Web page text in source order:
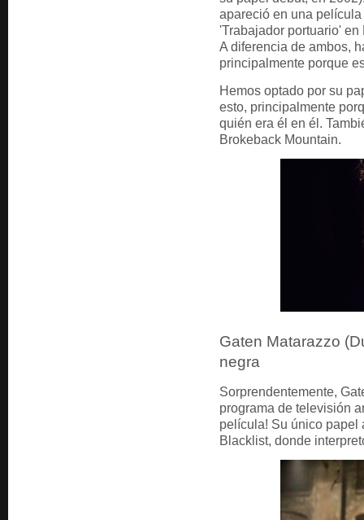
apareció en una
'Trabajador portuario'
A diferencia de ambos,
principalmente porque
Hemos optado por su
esto, principalmente
quién era él en él.
Brokeback Mountain.
Gaten Matarazzo
negra
Sorprendentemente,
programa de televisión
película! Su único papel
Blacklist, donde